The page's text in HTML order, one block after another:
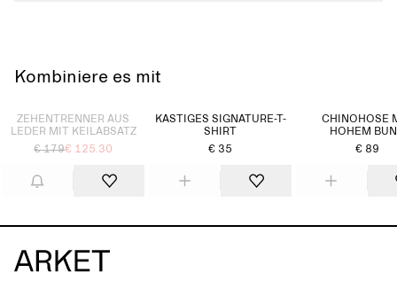
Kombiniere es mit
ZEHENTRENNER AUS
LEDER MIT KEILABSATZ
€ 179€ 125.30
KASTIGES SIGNATURE-T-
SHIRT
€ 35
CHINOHOSE
HOHEM
€ 89